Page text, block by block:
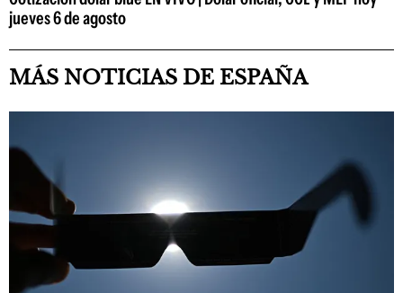
jueves 6 de agosto
MÁS NOTICIAS DE ESPAÑA